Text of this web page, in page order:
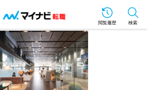
閲覧履歴 検索